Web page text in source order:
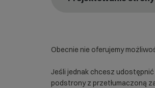
Obecnie nie oferujemy
Jeśli jednak chcesz
podstrony z przetłumaczoną